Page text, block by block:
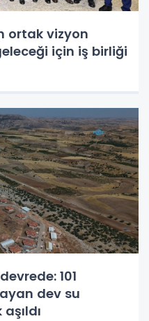
ortak vizyon
için iş birliği
101
dev su